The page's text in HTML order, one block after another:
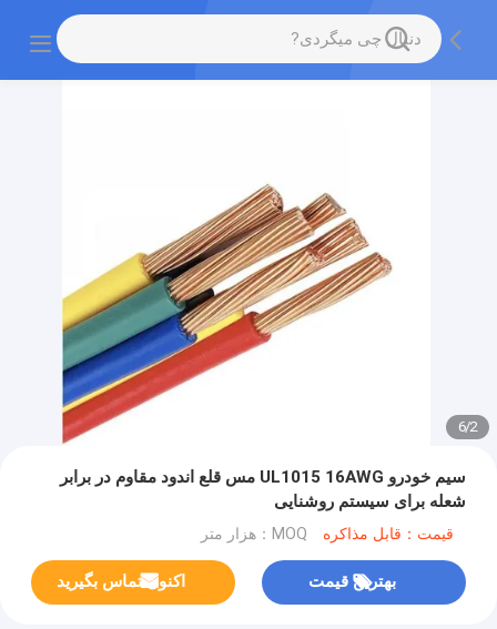
2
/
6
سیم خودرو UL1015 16AWG مس قلع اندود مقاوم در برابر
شعله برای سیستم روشنایی
قیمت：قابل مذاکره MOQ：هزار متر
بهترین قیمت اکنون تماس بگیرید